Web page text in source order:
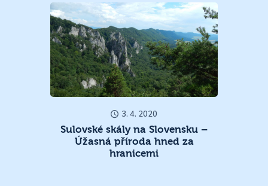
3. 4. 2020
Sulovské skály na Slovensku –
Úžasná příroda hned za
hranicemi